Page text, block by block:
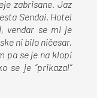
zabrisane. Jaz
Sendai. Hotel
vendar se mi je
ni bilo ničesar,
pa se je na klopi
se je “prikazal”